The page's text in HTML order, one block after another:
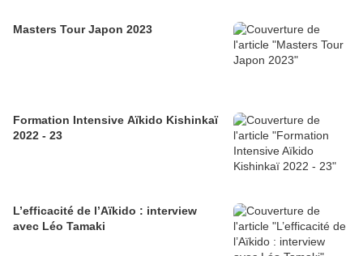
Masters Tour Japon 2023
Formation Intensive Aïkido Kishinkaï
2022 - 23
L’efficacité de l’Aïkido : interview
avec Léo Tamaki